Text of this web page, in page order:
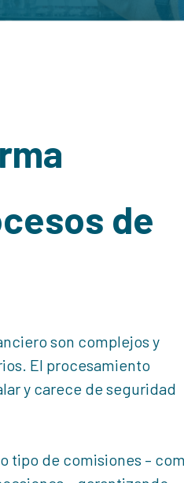
de
son complejos y
El procesamiento
y carece de seguridad
tipo de comisiones –